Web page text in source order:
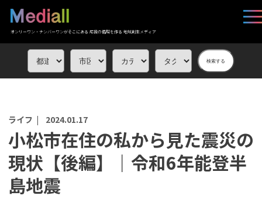
オンリーワン・ナンバーワンがそこにある 応援の循環を作る 地域創生メディア
検索する
ライフ | 2024.01.17
小松市在住の私から見た震災の
現状【後編】｜令和6年能登半
島地震